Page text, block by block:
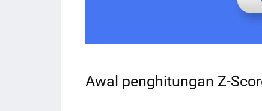
Awal penghitungan Z-